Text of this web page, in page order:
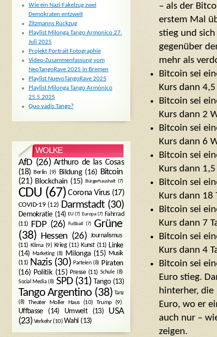
– als der
erstem Mal
stieg und
gegenüber
mehr als
Bitcoin sei
Kurs dann
Bitcoin sei
Kurs dann 2
Bitcoin sei
Kurs dann 6
Bitcoin sei
Kurs dann
Bitcoin sei
Kurs dann 18
Bitcoin sei
Kurs dann 7
Bitcoin sei
Kurs dann 4
Bitcoin sei
Euro stieg.
hinterher, die
Euro, wo er
auch nur –
zeigen.
Wie ein Nazi-Fakelzug zwei
Demokraten entzweit
Zitzmanns Rückzug
Playlist Milonga Tango Armonico 27.
Juli 2025
Projekt Portrait Fotographie
Video-Zusammenfassung vom
NeoTangoRave 2025 in Bremen
Playlist NuevoTangoRave 2025
Playlist Milonga Tango Armónico
25.5.2025
Quo vadis Tango?
WOLKE
AfD(26) Arthuro de las Cosas
(18) Berlin (9) Bildung(16) Bitcoin
(21) Blockchain (15) Bürgerhaushalt (7)
CDU (67) Corona Virus(17)
COVID-19 (12) Darmstadt (30)
Demokratie(14) EU(7) Europa(7) Fahrrad
(11)
FDP(26) Fußball (7)
Grüne
(38) Hessen (26) Journalismus
(11) Klima(9) Krieg(11) Kunst(11) Linke
(14) Marketing(8) Milonga(15) Musik
(11) Nazis(30) Parteien(8) Piraten
(16) Politik(15) Presse(11) Schule(8)
Social Media (8) SPD(31) Tango(13)
Tango Argentino(38) Tanz
(8)
Theater Moller Haus(10) Trump(9)
Uffbasse(14) Umwelt(13)
USA
(23) Verkehr(10) Wahl (13)